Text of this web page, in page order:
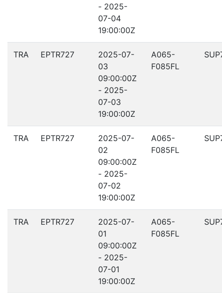
- 2025-
07-04
19:00:00Z
TRA EPTR727
2025-07-
03
09:00:00Z
- 2025-
07-03
19:00:00Z
A065-
F085FL
TRA EPTR727
2025-07-
02
09:00:00Z
- 2025-
07-02
19:00:00Z
A065-
F085FL
TRA EPTR727
2025-07-
01
09:00:00Z
- 2025-
07-01
19:00:00Z
A065-
F085FL